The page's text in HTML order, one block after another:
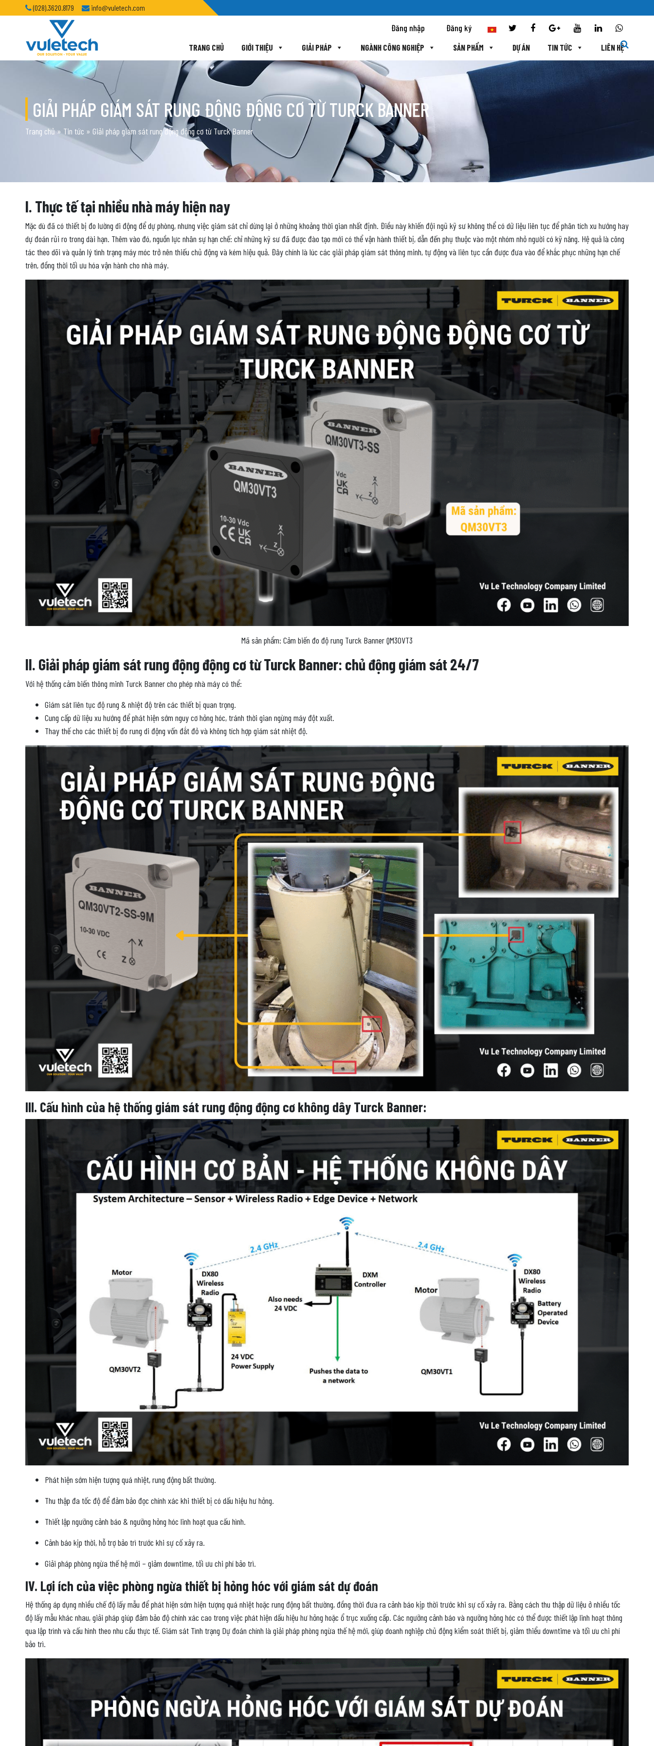
(028).3620.8179 info@vuletech.com
Đăng nhập Đăng ký
TRANG CHỦ GIỚI THIỆU GIẢI PHÁP NGÀNH CÔNG NGHIỆP SẢN PHẨM DỰ ÁN TIN TỨC LIÊN HỆ
GIẢI PHÁP GIÁM SÁT RUNG ĐỘNG ĐỘNG CƠ TỪ TURCK BANNER
Trang chủ» Tin tức » Giải pháp giám sát rung động động cơ từ Turck Banner
I. Thực tế tại nhiều nhà máy hiện nay
Mặc dù đã có thiết bị đo lường di động để dự phòng, nhưng việc giám sát chỉ dừng lại ở những khoảng thời gian nhất định. Điều này khiến đội ngũ kỹ sư không thể có dữ liệu liên tục để phân tích xu hướng hay
dự đoán rủi ro trong dài hạn. Thêm vào đó, nguồn lực nhân sự hạn chế: chỉ những kỹ sư đã được đào tạo mới có thể vận hành thiết bị, dẫn đến phụ thuộc vào một nhóm nhỏ người có kỹ năng. Hệ quả là công
tác theo dõi và quản lý tình trạng máy móc trở nên thiếu chủ động và kém hiệu quả. Đây chính là lúc các giải pháp giám sát thông minh, tự động và liên tục cần được đưa vào để khắc phục những hạn chế
trên, đồng thời tối ưu hóa vận hành cho nhà máy.
Mã sản phẩm: Cảm biến đo độ rung Turck Banner QM30VT3
II. Giải pháp giám sát rung động động cơ từ Turck Banner: chủ động giám sát 24/7
Với hệ thống cảm biến thông minh Turck Banner cho phép nhà máy có thể:
Giám sát liên tục độ rung & nhiệt độ trên các thiết bị quan trọng.
Cung cấp dữ liệu xu hướng để phát hiện sớm nguy cơ hỏng hóc, tránh thời gian ngừng máy đột xuất.
Thay thế cho các thiết bị đo rung di động vốn đắt đỏ và không tích hợp giám sát nhiệt độ.
III. Cấu hình của hệ thống giám sát rung động động cơ không dây Turck Banner:
Phát hiện sớm hiện tượng quá nhiệt, rung động bất thường.
Thu thập đa tốc độ để đảm bảo đọc chính xác khi thiết bị có dấu hiệu hư hỏng.
Thiết lập ngưỡng cảnh báo & ngưỡng hỏng hóc linh hoạt qua cấu hình.
Cảnh báo kịp thời, hỗ trợ bảo trì trước khi sự cố xảy ra.
Giải pháp phòng ngừa thế hệ mới – giảm downtime, tối ưu chi phí bảo trì.
IV. Lợi ích của việc phòng ngừa thiết bị hỏng hóc với giám sát dự đoán
Hệ thống áp dụng nhiều chế độ lấy mẫu để phát hiện sớm hiện tượng quá nhiệt hoặc rung động bất thường, đồng thời đưa ra cảnh báo kịp thời trước khi sự cố xảy ra. Bằng cách thu thập dữ liệu ở nhiều tốc
độ lấy mẫu khác nhau, giải pháp giúp đảm bảo độ chính xác cao trong việc phát hiện dấu hiệu hư hỏng hoặc ổ trục xuống cấp. Các ngưỡng cảnh báo và ngưỡng hỏng hóc có thể được thiết lập linh hoạt thông
qua lập trình và cấu hình theo nhu cầu thực tế. Giám sát Tình trạng Dự đoán chính là giải pháp phòng ngừa thế hệ mới, giúp doanh nghiệp chủ động kiểm soát thiết bị, giảm thiểu downtime và tối ưu chi phí
bảo trì.